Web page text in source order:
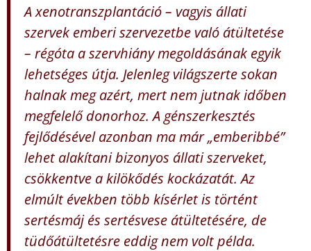
A xenotranszplantáció – vagyis állati
szervek emberi szervezetbe való átültetése
– régóta a szervhiány megoldásának egyik
lehetséges útja. Jelenleg világszerte sokan
halnak meg azért, mert nem jutnak időben
megfelelő donorhoz. A génszerkesztés
fejlődésével azonban ma már „emberibbé”
lehet alakítani bizonyos állati szerveket,
csökkentve a kilökődés kockázatát. Az
elmúlt években több kísérlet is történt
sertésmáj és sertésvese átültetésére, de
tüdőátültetésre eddig nem volt példa.